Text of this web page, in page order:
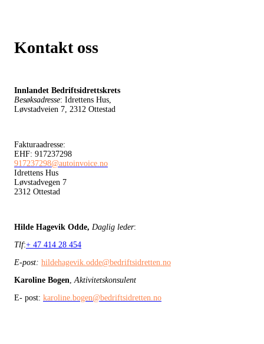
Kontakt oss
Innlandet Bedriftsidrettskrets
Besøksadresse: Idrettens Hus,
Løvstadveien 7, 2312 Ottestad
Fakturaadresse:
EHF: 917237298
917237298@autoinvoice.no
Idrettens Hus
Løvstadvegen 7
2312 Ottestad
Hilde Hagevik Odde, Daglig leder:
Tlf:+ 47 414 28 454
E-post: hildehagevik.odde@bedriftsidretten.no
Karoline Bogen Aktivitetskonsulent
E- post: karoline.bogen@bedriftsidretten.no